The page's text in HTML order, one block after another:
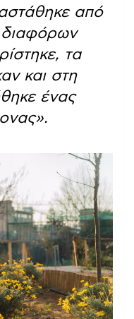
από
τα
και στη
ένας